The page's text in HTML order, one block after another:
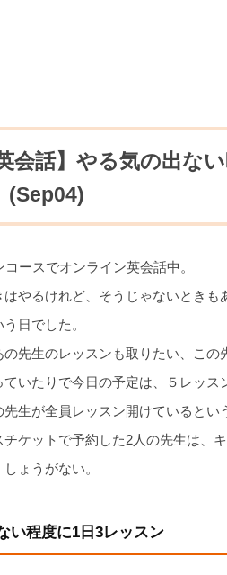
会話】やる気の出な
(Sep04)
ースでオンライン英会話中。
やるけれど、そうじゃないときも
日でした。
先生のレッスンも取りたい、この
いたりで今日の予定は、５レッ
生が全員レッスン開けているとい
ケットで予約した2人の先生は、キ
ょうがない。
い程度に1日3レッスン